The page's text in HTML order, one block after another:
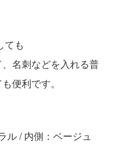
ても
名刺などを入れる普
便利です。
ル / 内側：ベージュ